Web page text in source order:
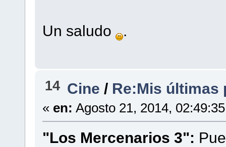
Un saludo .
14 Cine/ Re:Mis últimas
« en: Agosto 21, 2014,
"Los Mercenarios 3":